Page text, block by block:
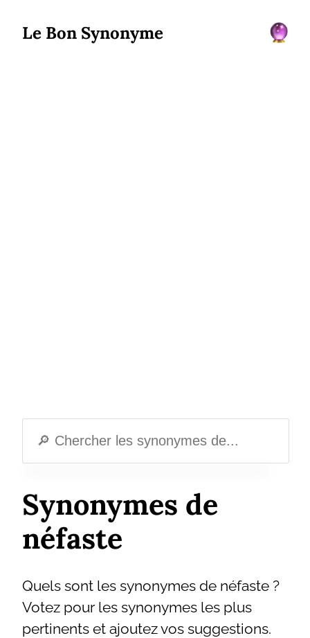
Le Bon Synonyme
Synonymes de
néfaste
Quels sont les synonymes de néfaste ?
Votez pour les synonymes les plus
pertinents et ajoutez vos suggestions.